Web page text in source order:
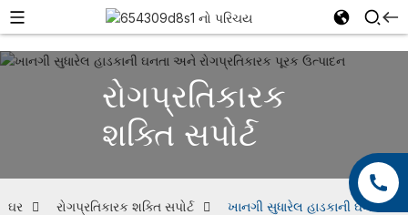
+86 13959222339
+86 0592 5599526
રોગપ્રતિકારક
શક્તિ સપોર્ટ
ઘર રોગપ્રતિકારક શક્તિ સપોર્ટ
ખાનગી સુધારેલ હાડકાની ઘનતા